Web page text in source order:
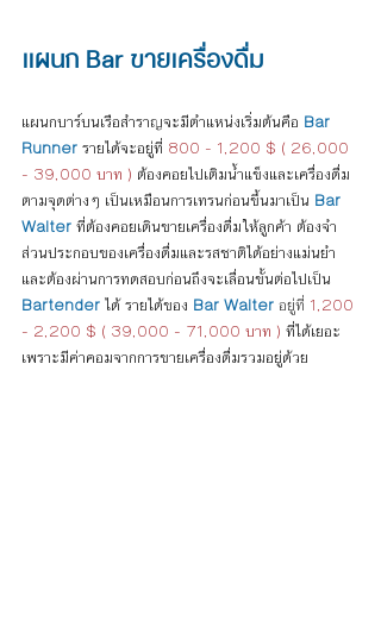
แผนก Bar ขายเครื่องดื่ม
แผนกบาร์บนเรือสำราญจะมีตำแหน่งเริ่มต้นคือ Bar
Runner รายได้จะอยู่ที่ 800 - 1,200 $ ( 26,000
- 39,000 บาท ) ต้องคอยไปเติมน้ำแข็งและเครื่องดื่ม
ตามจุดต่างๆ เป็นเหมือนการเทรนก่อนขึ้นมาเป็น Bar
Waiter ที่ต้องคอยเดินขายเครื่องดื่มให้ลูกค้า ต้องจำ
ส่วนประกอบของเครื่องดื่มและรสชาติได้อย่างแม่นยำ
และต้องผ่านการทดสอบก่อนถึงจะเลื่อนขั้นต่อไปเป็น
Bartender ได้ รายได้ของ Bar Waiter อยู่ที่ 1,200
- 2,200 $ ( 39,000 - 71,000 บาท ) ที่ได้เยอะ
เพราะมีค่าคอมจากการขายเครื่องดื่มรวมอยู่ด้วย